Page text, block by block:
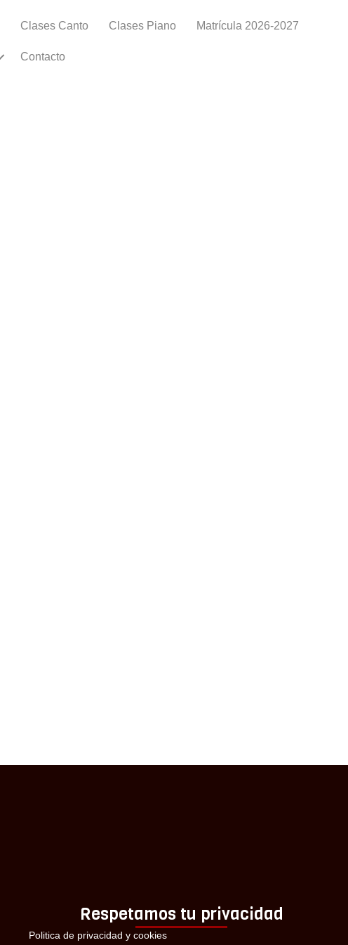
Clases Canto Clases Piano Matrícula 2026-2027
Contacto
Respetamos tu privacidad
Politica de privacidad y cookies